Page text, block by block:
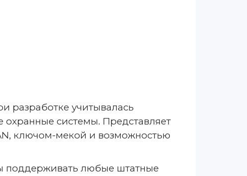
разработке учитывалась
системы. Представляет
ключом-мекой и возможностью
поддерживать любые штатные